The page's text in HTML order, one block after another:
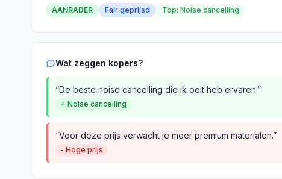
AANRADER Fair geprijsd Top: Noise cancelling
Wat zeggen kopers?
“De beste noise cancelling die ik ooit heb ervaren.”
+ Noise cancelling
“Voor deze prijs verwacht je meer premium materialen.”
- Hoge prijs